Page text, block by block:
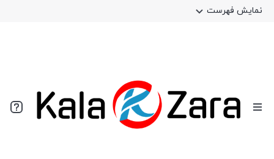
نمایش فهرست